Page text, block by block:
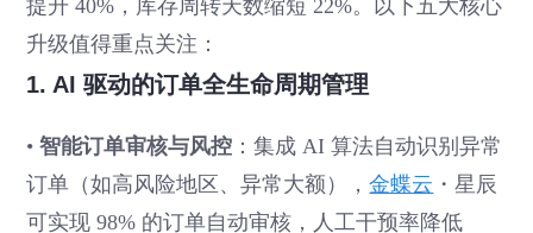
提升 40%，库存周转天数缩短 22%。以下五大核心
升级值得重点关注：
1. AI 驱动的订单全生命周期管理
•智能订单审核与风控 ：集成 AI 算法自动识别异常
订单（如高风险地区、异常大额），金蝶云 ・星辰
可实现 98% 的订单自动审核，人工干预率降低